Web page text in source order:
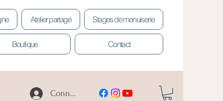
Atelier partagé Stages de menuiserie
Boutique Contact
Connexion